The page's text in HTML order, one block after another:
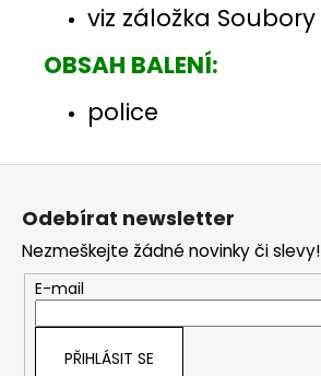
viz záložka Soubory
OBSAH BALENÍ:
police
Z
Odebírat newsletter
Nezmeškejte žádné novinky či slevy!
E-mail
PŘIHLÁSIT SE